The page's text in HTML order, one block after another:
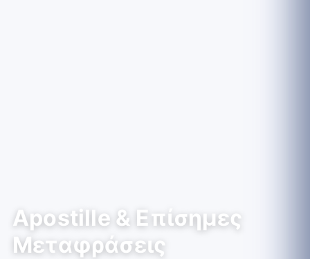
Apostille & Επίσημες
Μεταφράσεις